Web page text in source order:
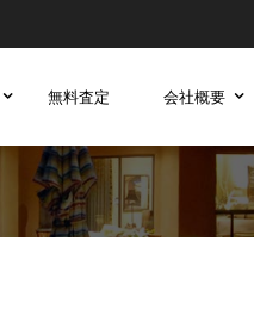
無料査定 会社概要